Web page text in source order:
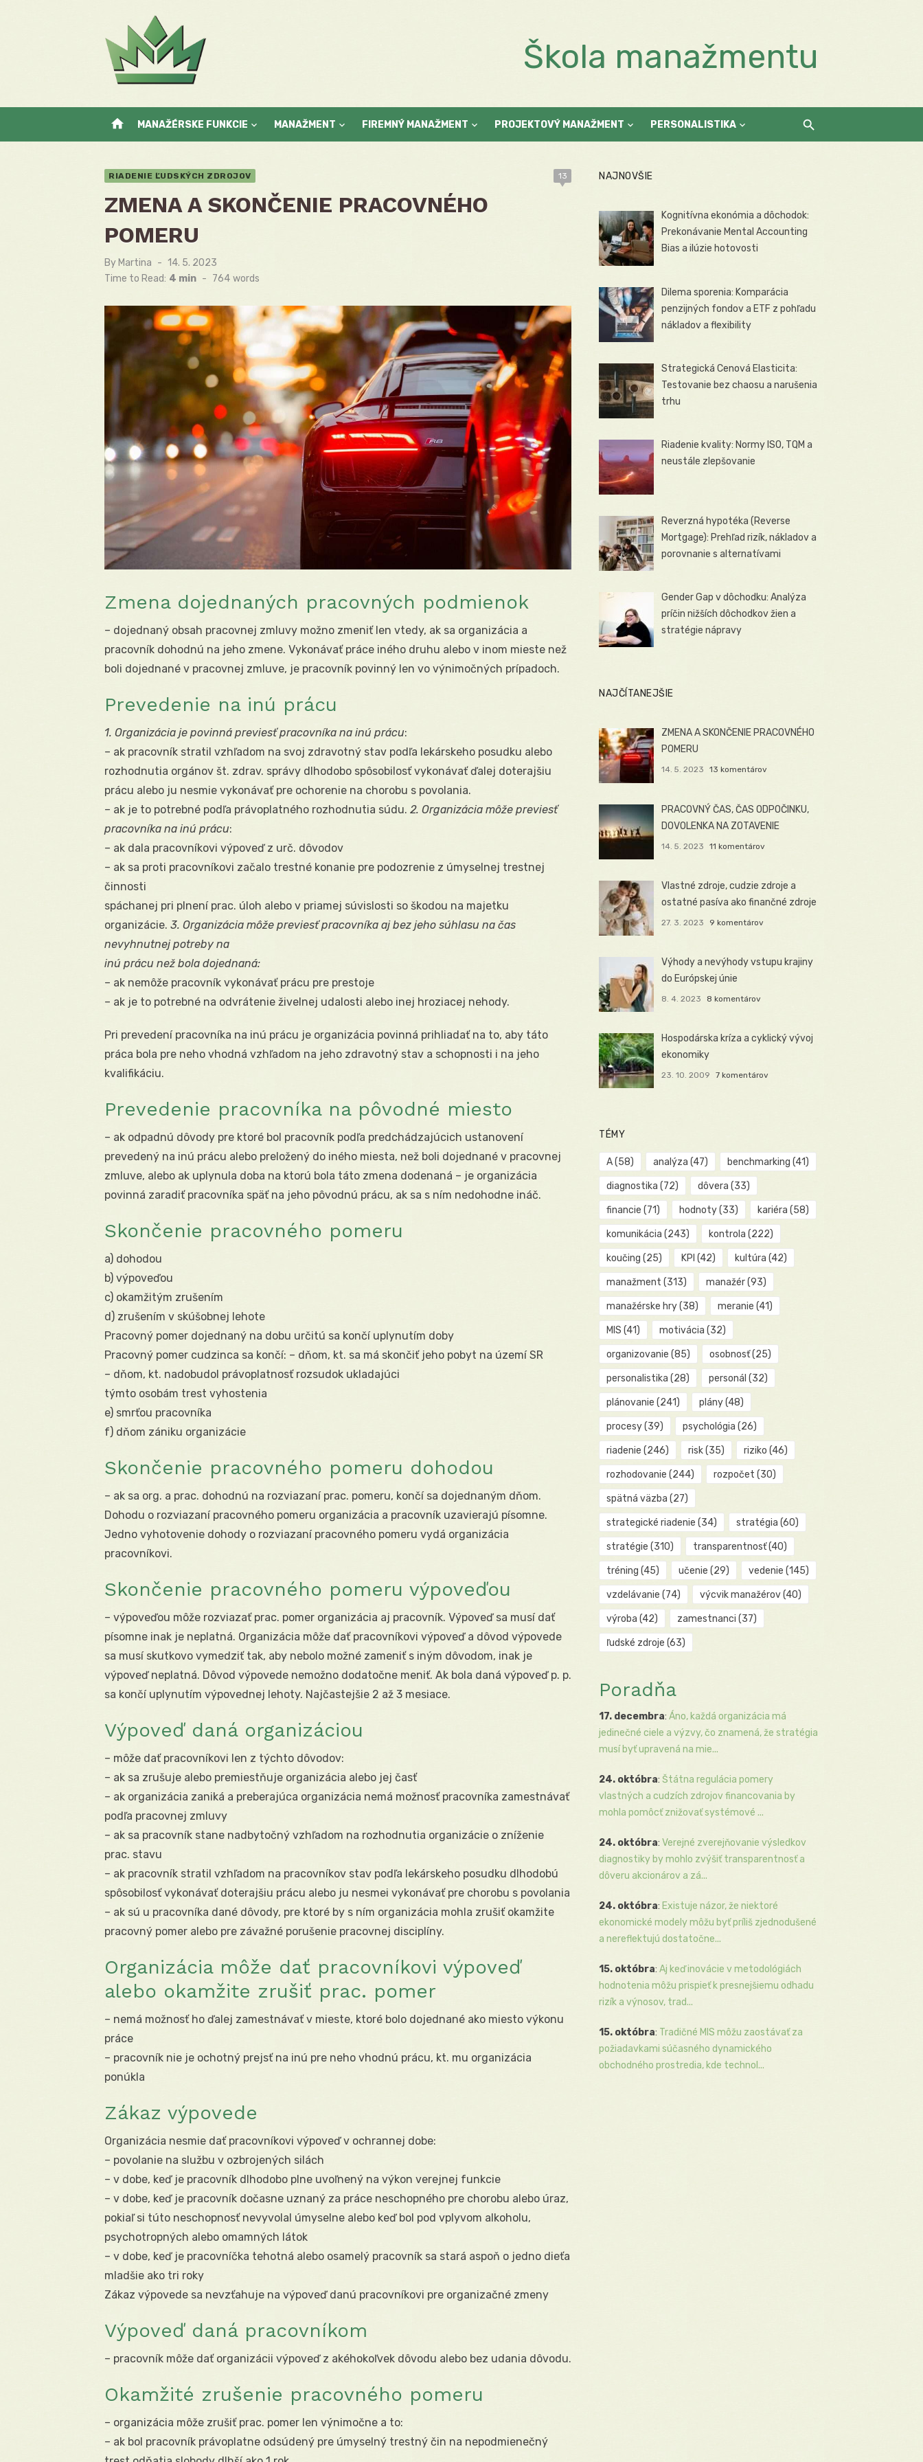
Škola manažmentu
home MANAŽÉRSKE FUNKCIE MANAŽMENT FIREMNÝ MANAŽMENT PROJEKTOVÝ MANAŽMENT PERSONALISTIKA
RIADENIE ĽUDSKÝCH ZDROJOV 13
ZMENA A SKONČENIE PRACOVNÉHO
POMERU
By Martina
Posted
on
14. 5. 2023
Time to Read: 4 min - 764 words
Zmena dojednaných pracovných podmienok
– dojednaný obsah pracovnej zmluvy možno zmeniť len vtedy, ak sa organizácia a
pracovník dohodnú na jeho zmene. Vykonávať práce iného druhu alebo v inom mieste než
boli dojednané v pracovnej zmluve, je pracovník povinný len vo výnimočných prípadoch.
Prevedenie na inú prácu
1. Organizácia je povinná previesť pracovníka na inú prácu:
– ak pracovník stratil vzhľadom na svoj zdravotný stav podľa lekárskeho posudku alebo
rozhodnutia orgánov št. zdrav. správy dlhodobo spôsobilosť vykonávať ďalej doterajšiu
prácu alebo ju nesmie vykonávať pre ochorenie na chorobu s povolania.
– ak je to potrebné podľa právoplatného rozhodnutia súdu. 2. Organizácia môže previesť
pracovníka na inú prácu:
– ak dala pracovníkovi výpoveď z urč. dôvodov
– ak sa proti pracovníkovi začalo trestné konanie pre podozrenie z úmyselnej trestnej
činnosti
spáchanej pri plnení prac. úloh alebo v priamej súvislosti so škodou na majetku
organizácie. 3. Organizácia môže previesť pracovníka aj bez jeho súhlasu na čas
nevyhnutnej potreby na
inú prácu než bola dojednaná:
– ak nemôže pracovník vykonávať prácu pre prestoje
– ak je to potrebné na odvrátenie živelnej udalosti alebo inej hroziacej nehody.
Pri prevedení pracovníka na inú prácu je organizácia povinná prihliadať na to, aby táto
práca bola pre neho vhodná vzhľadom na jeho zdravotný stav a schopnosti i na jeho
kvalifikáciu.
Prevedenie pracovníka na pôvodné miesto
– ak odpadnú dôvody pre ktoré bol pracovník podľa predchádzajúcich ustanovení
prevedený na inú prácu alebo preložený do iného miesta, než boli dojednané v pracovnej
zmluve, alebo ak uplynula doba na ktorú bola táto zmena dodenaná – je organizácia
povinná zaradiť pracovníka späť na jeho pôvodnú prácu, ak sa s ním nedohodne ináč.
Skončenie pracovného pomeru
a) dohodou
b) výpoveďou
c) okamžitým zrušením
d) zrušením v skúšobnej lehote
Pracovný pomer dojednaný na dobu určitú sa končí uplynutím doby
Pracovný pomer cudzinca sa končí: – dňom, kt. sa má skončiť jeho pobyt na území SR
– dňom, kt. nadobudol právoplatnosť rozsudok ukladajúci
týmto osobám trest vyhostenia
e) smrťou pracovníka
f) dňom zániku organizácie
Skončenie pracovného pomeru dohodou
– ak sa org. a prac. dohodnú na rozviazaní prac. pomeru, končí sa dojednaným dňom.
Dohodu o rozviazaní pracovného pomeru organizácia a pracovník uzavierajú písomne.
Jedno vyhotovenie dohody o rozviazaní pracovného pomeru vydá organizácia
pracovníkovi.
Skončenie pracovného pomeru výpoveďou
– výpoveďou môže rozviazať prac. pomer organizácia aj pracovník. Výpoveď sa musí dať
písomne inak je neplatná. Organizácia môže dať pracovníkovi výpoveď a dôvod výpovede
sa musí skutkovo vymedziť tak, aby nebolo možné zameniť s iným dôvodom, inak je
výpoveď neplatná. Dôvod výpovede nemožno dodatočne meniť. Ak bola daná výpoveď p. p.
sa končí uplynutím výpovednej lehoty. Najčastejšie 2 až 3 mesiace.
Výpoveď daná organizáciou
– môže dať pracovníkovi len z týchto dôvodov:
– ak sa zrušuje alebo premiestňuje organizácia alebo jej časť
– ak organizácia zaniká a preberajúca organizácia nemá možnosť pracovníka zamestnávať
podľa pracovnej zmluvy
– ak sa pracovník stane nadbytočný vzhľadom na rozhodnutia organizácie o zníženie
prac. stavu
– ak pracovník stratil vzhľadom na pracovníkov stav podľa lekárskeho posudku dlhodobú
spôsobilosť vykonávať doterajšiu prácu alebo ju nesmei vykonávať pre chorobu s povolania
– ak sú u pracovníka dané dôvody, pre ktoré by s ním organizácia mohla zrušiť okamžite
pracovný pomer alebo pre závažné porušenie pracovnej disciplíny.
Organizácia môže dať pracovníkovi výpoveď
alebo okamžite zrušiť prac. pomer
– nemá možnosť ho ďalej zamestnávať v mieste, ktoré bolo dojednané ako miesto výkonu
práce
– pracovník nie je ochotný prejsť na inú pre neho vhodnú prácu, kt. mu organizácia
ponúkla
Zákaz výpovede
Organizácia nesmie dať pracovníkovi výpoveď v ochrannej dobe:
– povolanie na službu v ozbrojených silách
– v dobe, keď je pracovník dlhodobo plne uvoľnený na výkon verejnej funkcie
– v dobe, keď je pracovník dočasne uznaný za práce neschopného pre chorobu alebo úraz,
pokiaľ si túto neschopnosť nevyvolal úmyselne alebo keď bol pod vplyvom alkoholu,
psychotropných alebo omamných látok
– v dobe, keď je pracovníčka tehotná alebo osamelý pracovník sa stará aspoň o jedno dieťa
mladšie ako tri roky
Zákaz výpovede sa nevzťahuje na výpoveď danú pracovníkovi pre organizačné zmeny
Výpoveď daná pracovníkom
– pracovník môže dať organizácii výpoveď z akéhokoľvek dôvodu alebo bez udania dôvodu.
Okamžité zrušenie pracovného pomeru
– organizácia môže zrušiť prac. pomer len výnimočne a to:
– ak bol pracovník právoplatne odsúdený pre úmyselný trestný čin na nepodmienečný
NAJNOVŠIE
Kognitívna ekonómia a dôchodok:
Prekonávanie Mental Accounting
Bias a ilúzie hotovosti
Dilema sporenia: Komparácia
penzijných fondov a ETF z pohľadu
nákladov a flexibility
Strategická Cenová Elasticita:
Testovanie bez chaosu a narušenia
trhu
Riadenie kvality: Normy ISO, TQM a
neustále zlepšovanie
Reverzná hypotéka (Reverse
Mortgage): Prehľad rizík, nákladov a
porovnanie s alternatívami
Gender Gap v dôchodku: Analýza
príčin nižších dôchodkov žien a
stratégie nápravy
NAJČÍTANEJŠIE
ZMENA A SKONČENIE PRACOVNÉHO
POMERU
14. 5. 2023 13 komentárov
PRACOVNÝ ČAS, ČAS ODPOČINKU,
DOVOLENKA NA ZOTAVENIE
14. 5. 2023 11 komentárov
Vlastné zdroje, cudzie zdroje a
ostatné pasíva ako finančné zdroje
27. 3. 2023 9 komentárov
Výhody a nevýhody vstupu krajiny
do Európskej únie
8. 4. 2023 8 komentárov
Hospodárska kríza a cyklický vývoj
ekonomiky
23. 10. 2009 7 komentárov
TÉMY
A(58) analýza (47) benchmarking (41)
diagnostika (72) dôvera (33)
financie (71) hodnoty(33) kariéra (58)
komunikácia (243) kontrola (222)
koučing (25) KPI (42) kultúra (42)
manažment (313) manažér(93)
manažérske hry(38) meranie (41)
MIS (41) motivácia (32)
organizovanie (85) osobnosť(25)
personalistika (28) personál (32)
plánovanie (241) plány(48)
procesy(39) psychológia (26)
riadenie (246) risk(35) riziko (46)
rozhodovanie (244) rozpočet (30)
spätná väzba (27)
strategické riadenie (34) stratégia (60)
stratégie (310) transparentnosť(40)
tréning (45) učenie (29) vedenie (145)
vzdelávanie (74) výcvik manažérov(40)
výroba (42) zamestnanci (37)
ľudské zdroje (63)
Poradňa
17. decembra: Áno, každá organizácia má
jedinečné ciele a výzvy, čo znamená, že stratégia
musí byť upravená na mie...
24. októbra: Štátna regulácia pomery
vlastných a cudzích zdrojov financovania by
mohla pomôcť znižovať systémové ...
24. októbra: Verejné zverejňovanie výsledkov
diagnostiky by mohlo zvýšiť transparentnosť a
dôveru akcionárov a zá...
24. októbra: Existuje názor, že niektoré
ekonomické modely môžu byť príliš zjednodušené
a nereflektujú dostatočne...
15. októbra: Aj keď inovácie v metodológiách
hodnotenia môžu prispieť k presnejšiemu odhadu
rizík a výnosov, trad...
15. októbra: Tradičné MIS môžu zaostávať za
požiadavkami súčasného dynamického
obchodného prostredia, kde technol...